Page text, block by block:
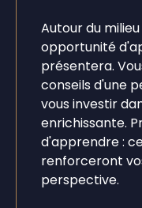
Autour du
opportunité
présentera.
conseils d'une
vous investir
enrichissante.
d'apprendre :
renforceront
perspective.